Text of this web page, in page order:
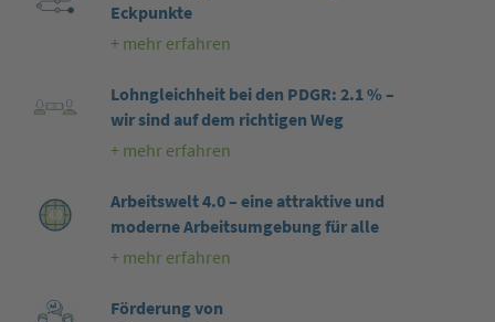
Eckpunkte
+ mehr erfahren
Lohngleichheit bei den PDGR: 2.1 % –
wir sind auf dem richtigen Weg
+ mehr erfahren
Arbeitswelt 4.0 – eine attraktive und
moderne Arbeitsumgebung für alle
+ mehr erfahren
Förderung von